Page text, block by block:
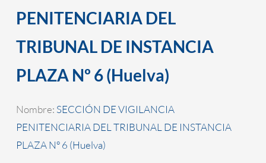
PENITENCIARIA DEL
TRIBUNAL DE INSTANCIA
PLAZA Nº 6 (Huelva)
Nombre: SECCIÓN DE VIGILANCIA
PENITENCIARIA DEL TRIBUNAL DE INSTANCIA
PLAZA Nº 6 (Huelva)